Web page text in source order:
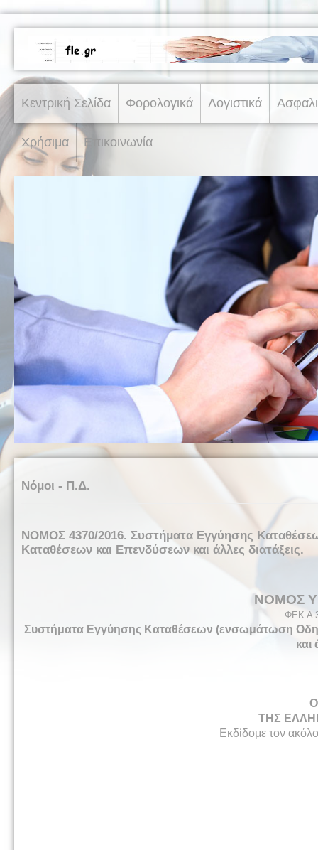
Κεντρική Σελίδα Φορολογικά Λογιστικά
Χρήσιμα Επικοινωνία
Νόμοι - Π.Δ.
NOMOΣ 4370/2016. Συστήματα Εγγύησης
Καταθέσεων και Επενδύσεων και άλλες διατάξεις.
NOMOΣ
ΦΕΚ Α
Συστήματα Εγγύησης Καταθέσεων (ενσωμάτωση
και
ΤΗΣ
Εκδίδομε τον